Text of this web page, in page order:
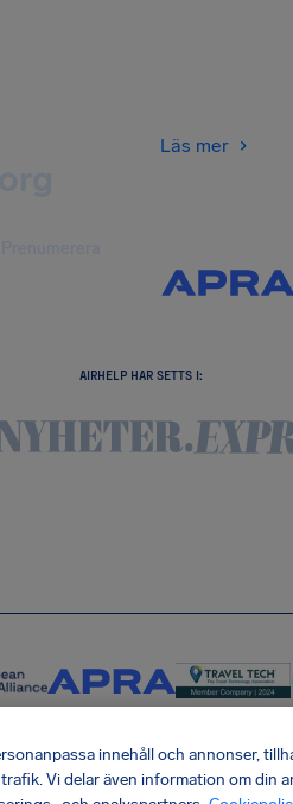
Läs mer
AIRHELP HAR SETTS I:
Frånträda avtal
innehåll och annonser,
Vi delar även information om din